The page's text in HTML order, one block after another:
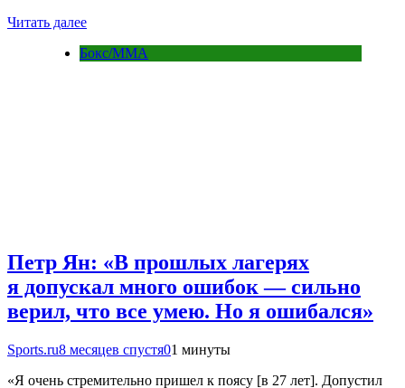
Читать далее
Бокс/MMA
Петр Ян: «В прошлых лагерях
я допускал много ошибок — сильно
верил, что все умею. Но я ошибался»
Sports.ru8 месяцев спустя01 минуты
«Я очень стремительно пришел к поясу [в 27 лет]. Допустил